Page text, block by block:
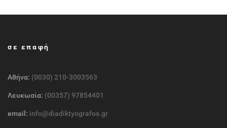
σε επαφή
Αθήνα: (0030) 210-3003563
Λευκωσία: (00357) 97854401
email: info@diadiktyografos.gr